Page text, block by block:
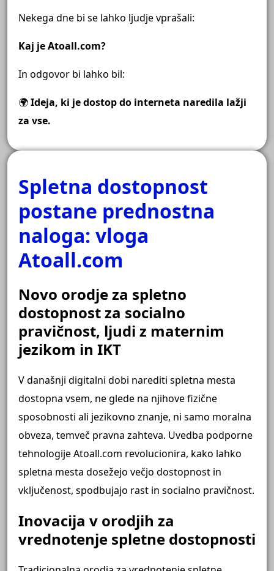
Nekega dne bi se lahko ljudje vprašali:
Kaj je Atoall.com?
In odgovor bi lahko bil:
🌍Ideja, ki je dostop do interneta naredila lažji
za vse.
Spletna dostopnost
postane prednostna
naloga: vloga
Atoall.com
Novo orodje za spletno
dostopnost za socialno
pravičnost, ljudi z maternim
jezikom in IKT
V današnji digitalni dobi narediti spletna mesta
dostopna vsem, ne glede na njihove fizične
sposobnosti ali jezikovno znanje, ni samo moralna
obveza, temveč pravna zahteva. Uvedba podporne
tehnologije Atoall.com revolucionira, kako lahko
spletna mesta dosežejo večjo dostopnost in
vključenost, spodbujajo rast in socialno pravičnost.
Inovacija v orodjih za
vrednotenje spletne dostopnosti